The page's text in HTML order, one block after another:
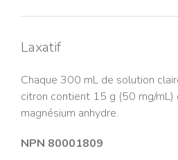
Laxatif
Chaque 300 mL de solution
citron contient 15 g (50 mg/mL)
magnésium anhydre.
NPN 80001809